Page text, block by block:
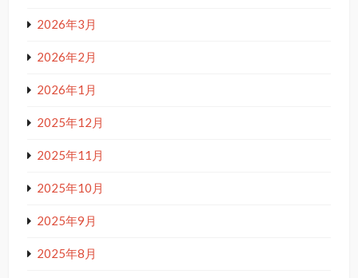
2026年3月
2026年2月
2026年1月
2025年12月
2025年11月
2025年10月
2025年9月
2025年8月